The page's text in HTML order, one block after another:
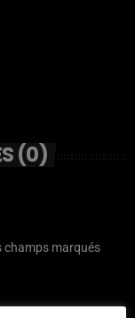
(0)
champs marqués